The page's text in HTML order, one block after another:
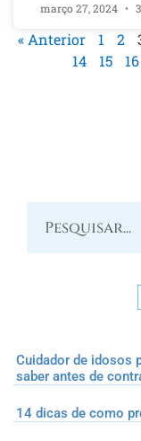
março 27, 2024
« Anterior 1 2
14
15 16
Cuidador de idosos
saber antes de
14 dicas de como